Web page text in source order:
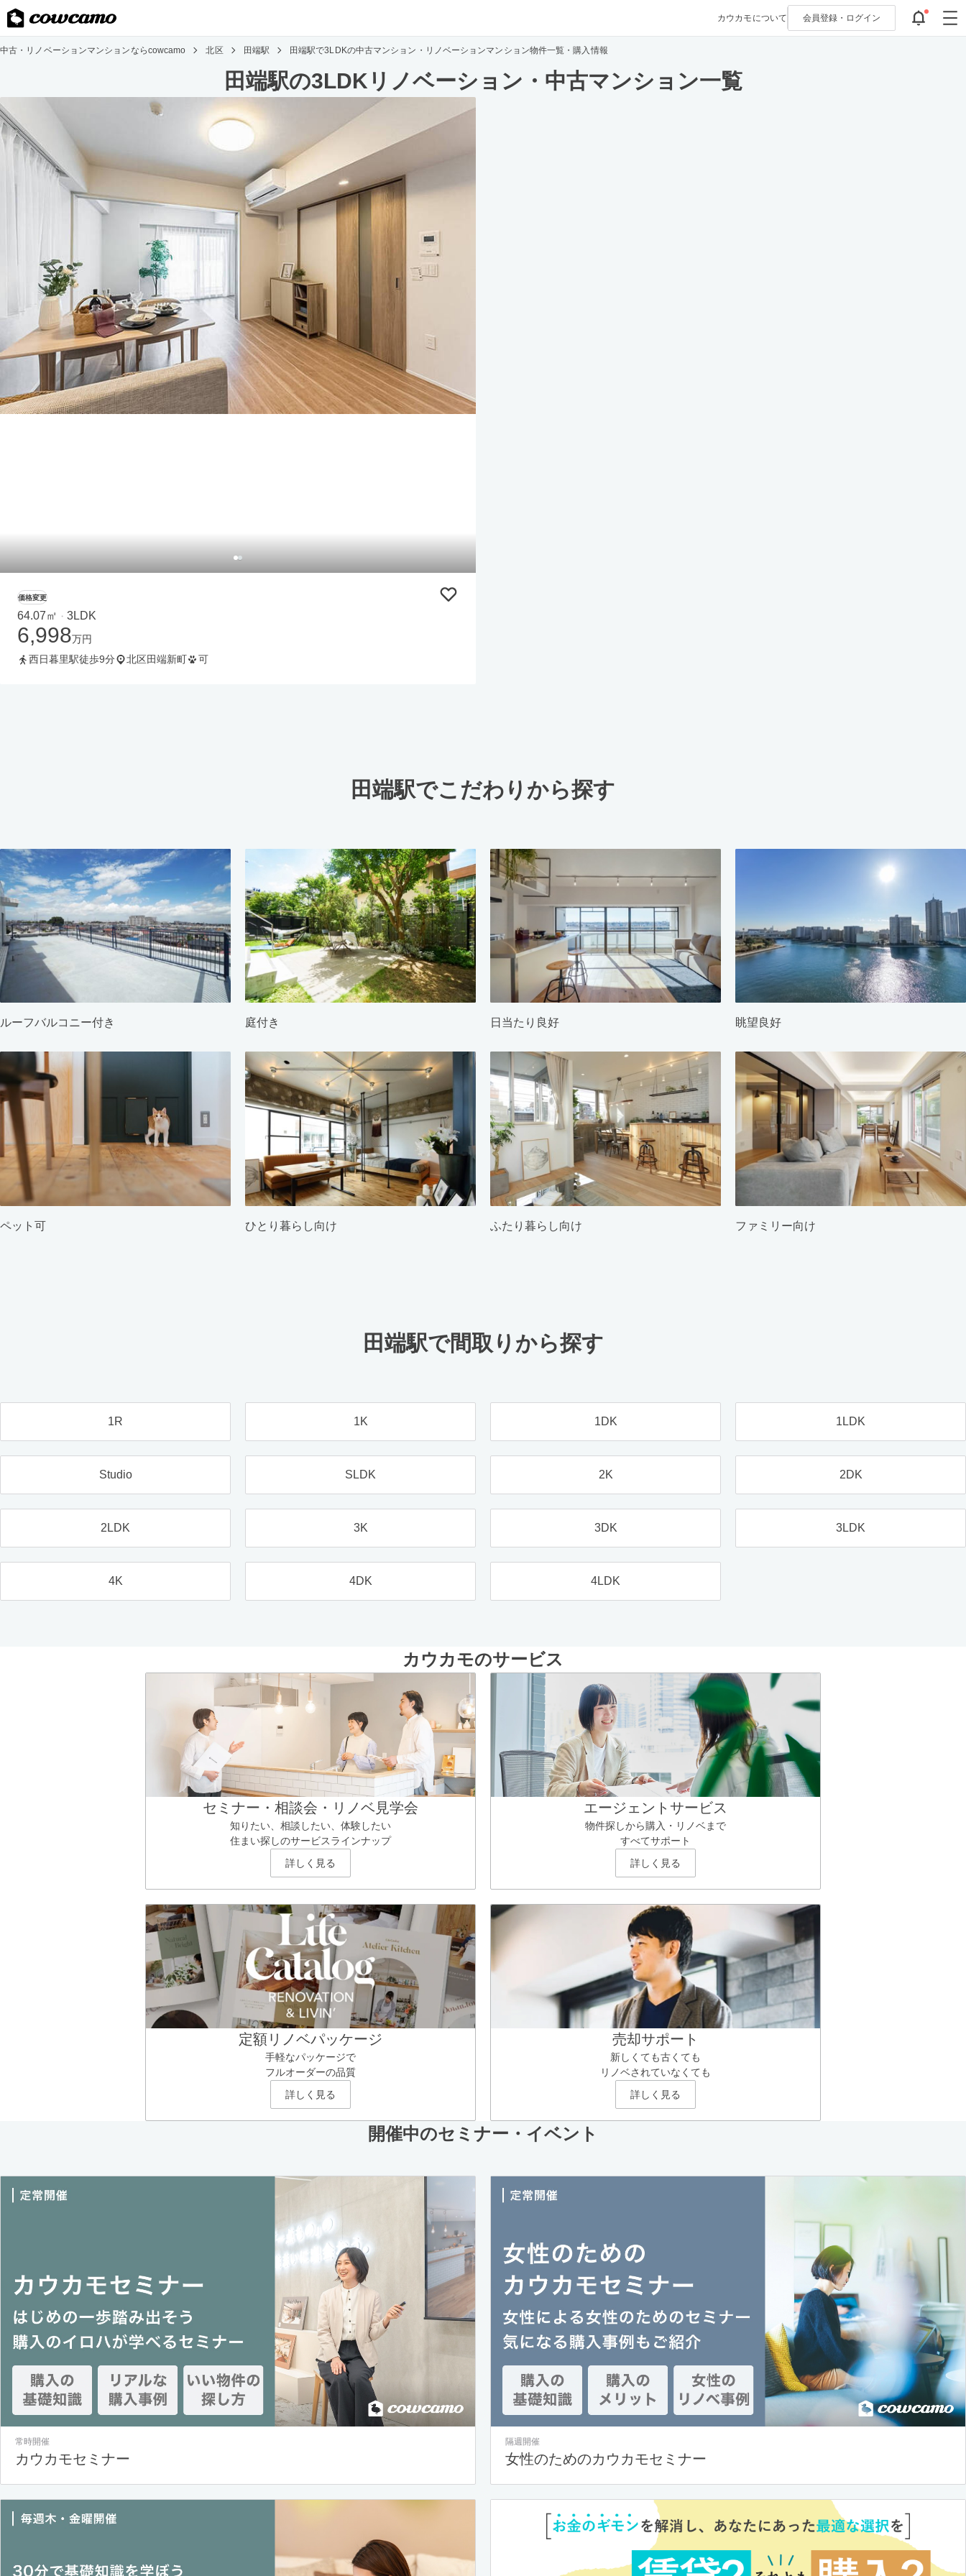
カウカモについて 会員登録・ ログイン
中古・リノベーションマンションならcowcamo 北区 田端駅 田端駅で3LDKの中古マンション・リノベーションマンション物件一覧・購入情報
田端駅の3LDKリノベーション・中古マンション一覧
価格変更
64.07㎡ ・ 3LDK
6,998万円
西日暮里駅徒歩9分
北区田端新町 可
田端駅でこだわりから探す
ルーフバルコニー付き 庭付き 日当たり良好 眺望良好
ペット可 ひとり暮らし向け ふたり暮らし向け ファミリー向け
田端駅で間取りから探す
1R 1K 1DK 1LDK
Studio SLDK 2K 2DK
2LDK 3K 3DK 3LDK
4K 4DK 4LDK
カウカモのサービス
セミナー・相談会・リノベ見学会
知りたい、相談したい、体験したい
住まい探しのサービスラインナップ
詳しく見る
エージェントサービス
物件探しから購入・リノベまで
すべてサポート
詳しく見る
定額リノベパッケージ
手軽なパッケージで
フルオーダーの品質
詳しく見る
売却サポート
新しくても古くても
リノベされていなくても
詳しく見る
開催中のセミナー・イベント
常時開催
カウカモセミナー
隔週開催
女性のためのカウカモセミナー